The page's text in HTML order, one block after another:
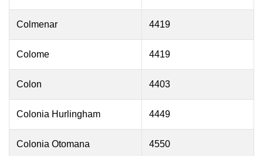
Colmenar 4419
Colome 4419
Colon 4403
Colonia Hurlingham 4449
Colonia Otomana 4550